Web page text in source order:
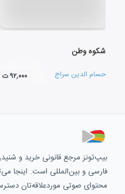
شکوه وطن
حسام الدین سراج ۹۲,۰۰۰ ت
بیپ‌تونز مرجع قانونی خرید و
فارسی و بین‌المللی است. اینجا
محتوای صوتی موردعلاقه‌تان